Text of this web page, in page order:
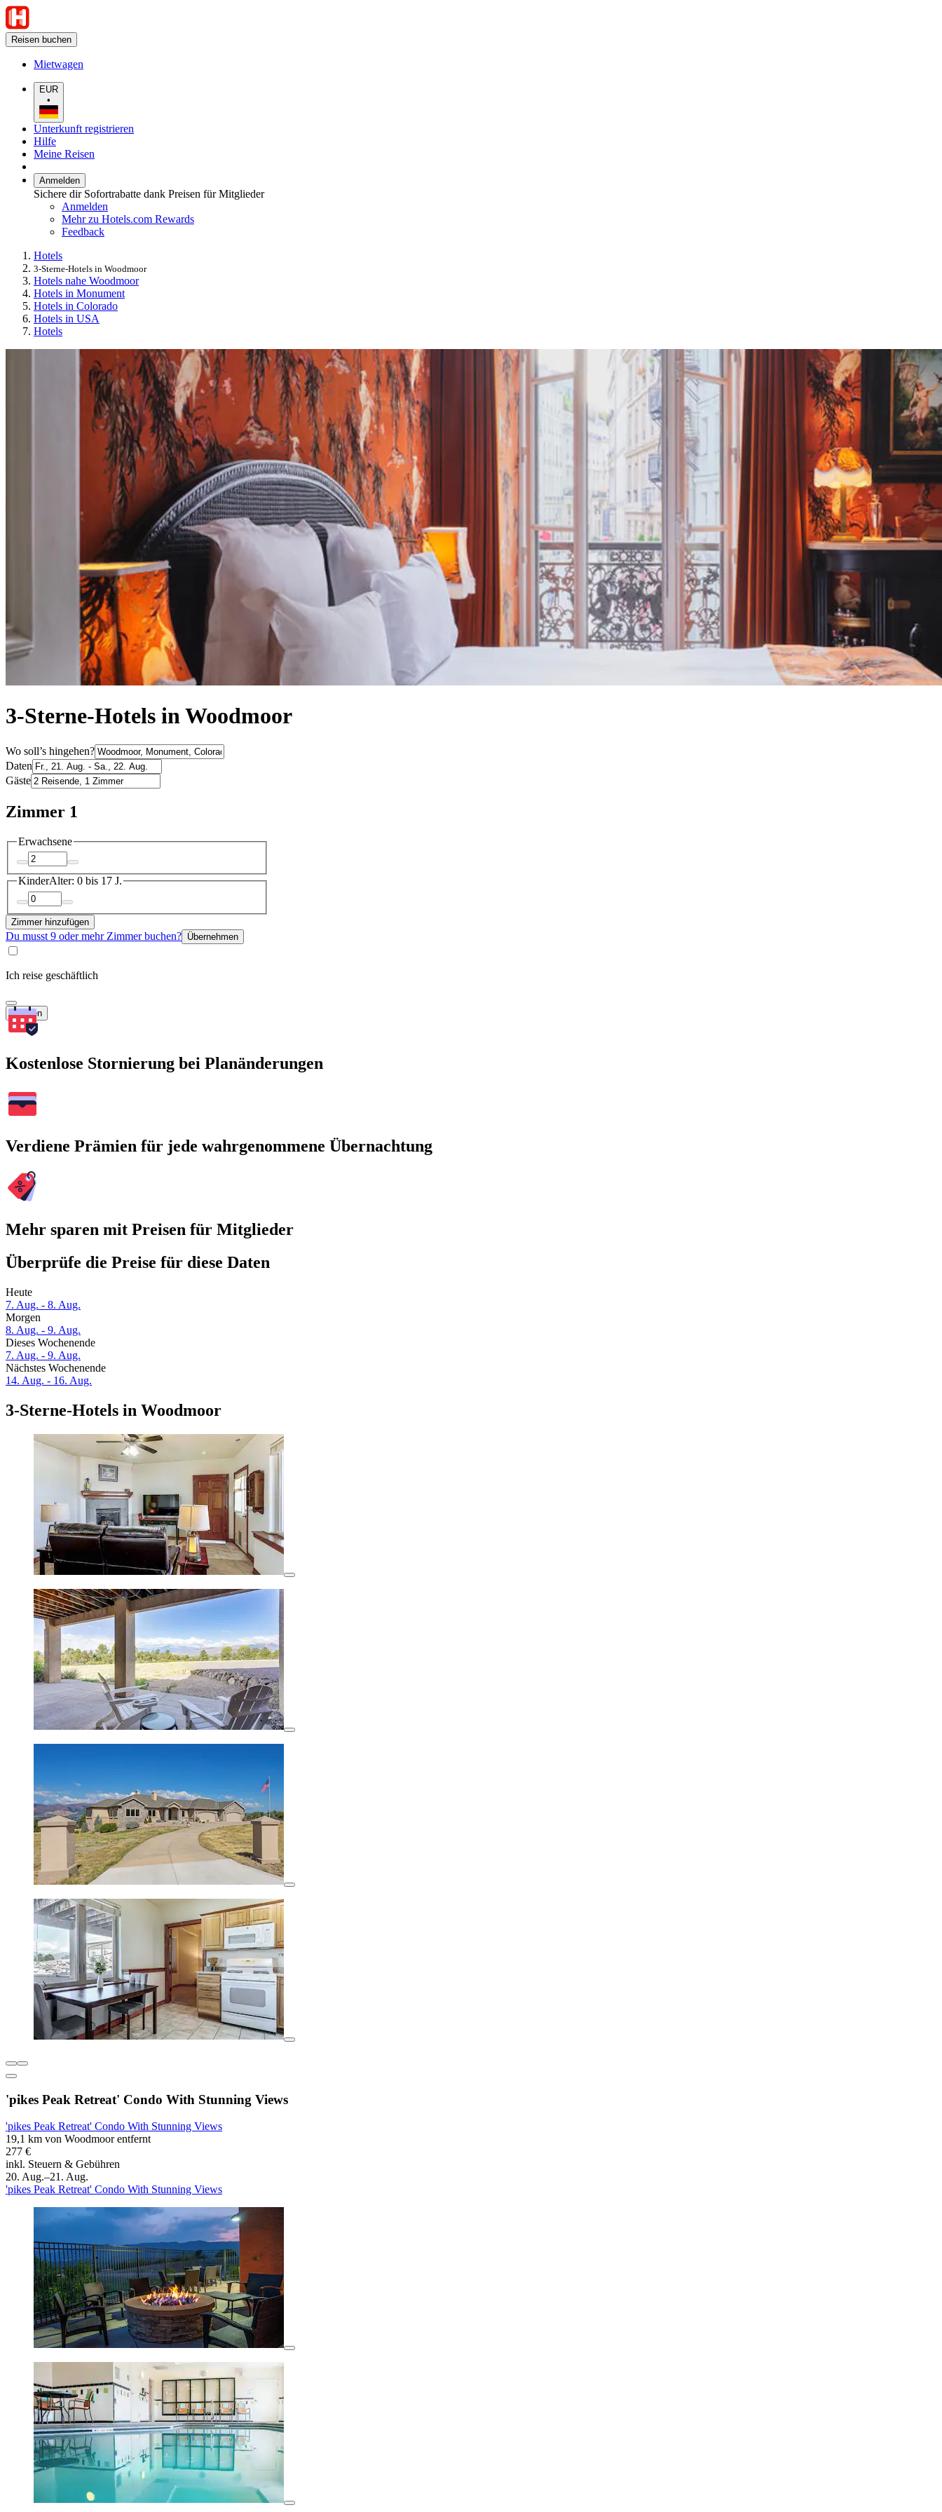
Reisen buchen
Mietwagen
EUR
•
Unterkunft registrieren
Hilfe
Meine Reisen
Anmelden
Sichere dir Sofortrabatte dank Preisen für Mitglieder
Anmelden
Mehr zu Hotels.com Rewards
Feedback
Hotels
3-Sterne-Hotels in Woodmoor
Hotels nahe Woodmoor
Hotels in Monument
Hotels in Colorado
Hotels in USA
Hotels
3-Sterne-Hotels in Woodmoor
Wo soll’s hingehen?
Daten
Gäste
Zimmer 1
Erwachsene
KinderAlter: 0 bis 17 J.
Zimmer hinzufügen
Du musst 9 oder mehr Zimmer buchen? Übernehmen
Ich reise geschäftlich
Suchen
Kostenlose Stornierung bei Planänderungen
Verdiene Prämien für jede wahrgenommene Übernachtung
Mehr sparen mit Preisen für Mitglieder
Überprüfe die Preise für diese Daten
Heute
7. Aug. - 8. Aug.
Morgen
8. Aug. - 9. Aug.
Dieses Wochenende
7. Aug. - 9. Aug.
Nächstes Wochenende
14. Aug. - 16. Aug.
3-Sterne-Hotels in Woodmoor
'pikes Peak Retreat' Condo With Stunning Views
'pikes Peak Retreat' Condo With Stunning Views
19,1 km von Woodmoor entfernt
277 €
inkl. Steuern & Gebühren
20. Aug.–21. Aug.
'pikes Peak Retreat' Condo With Stunning Views